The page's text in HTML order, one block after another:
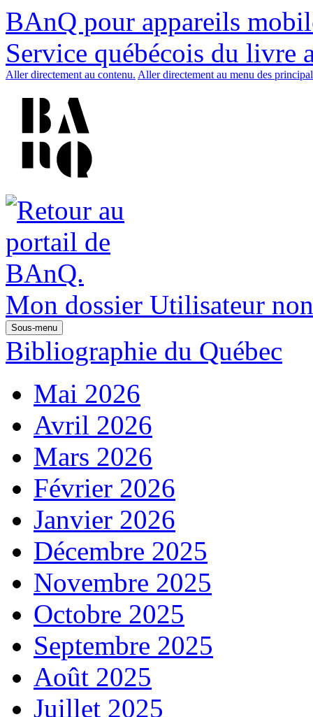
BAnQ pour appareils
Service québécois du livre
Aller directement au contenu. Aller directement au menu des
Mon dossier Utilisateur
Sous-menu
Bibliographie du Québec
Mai 2026
Avril 2026
Mars 2026
Février 2026
Janvier 2026
Décembre 2025
Novembre 2025
Octobre 2025
Septembre 2025
Août 2025
Juillet 2025